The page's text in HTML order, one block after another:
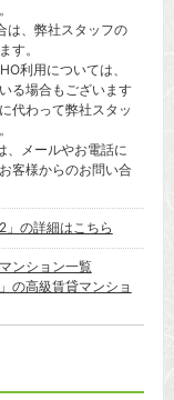
は、弊社スタッフの
す。
利用については、
る場合もございます
代わって弊社スタッ
、メールやお電話に
客様からのお問い合
」の詳細はこちら
ンション一覧
の高級賃貸マンショ